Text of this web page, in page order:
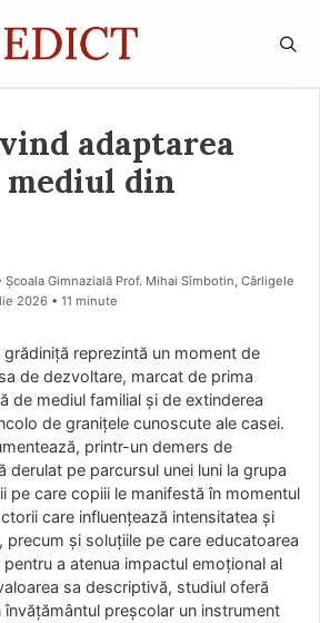
adaptarea
din
Școala Gimnazială Prof. Mihai Sîmbotin, Cârligele
2026 • 11 minute
reprezintă un moment de
de dezvoltare, marcat de prima
de mediul familial şi de extinderea
de graniţele cunoscute ale casei.
printr-un demers de
derulat pe parcursul unei luni la grupa
pe care copiii le manifestă în momentul
care influenţează intensitatea şi
şi soluţiile pe care educatoarea
a atenua impactul emoţional al
sa descriptivă, studiul oferă
preşcolar un instrument